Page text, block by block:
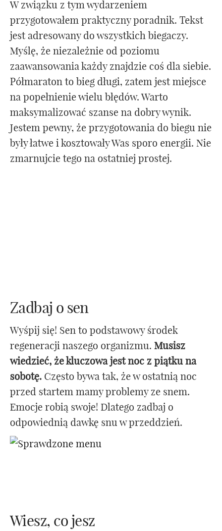
W związku z tym wydarzeniem
przygotowałem praktyczny poradnik. Tekst
jest adresowany do wszystkich biegaczy.
Myślę, że niezależnie od poziomu
zaawansowania każdy znajdzie coś dla siebie.
Półmaraton to bieg długi, zatem jest miejsce
na popełnienie wielu błędów. Warto
maksymalizować szanse na dobry wynik.
Jestem pewny, że przygotowania do biegu nie
były łatwe i kosztowały Was sporo energii. Nie
zmarnujcie tego na ostatniej prostej.
Zadbaj o sen
Wyśpij się! Sen to podstawowy środek
regeneracji naszego organizmu. Musisz
wiedzieć, że kluczowa jest noc z piątku na
sobotę. Często bywa tak, że w ostatnią noc
przed startem mamy problemy ze snem.
Emocje robią swoje! Dlatego zadbaj o
odpowiednią dawkę snu w przeddzień.
Wiesz, co jesz